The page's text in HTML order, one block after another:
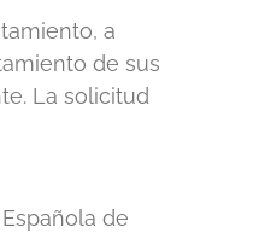
a
de sus
La solicitud
de